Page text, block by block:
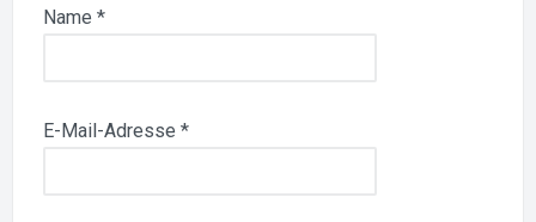
Name *
E-Mail-Adresse *